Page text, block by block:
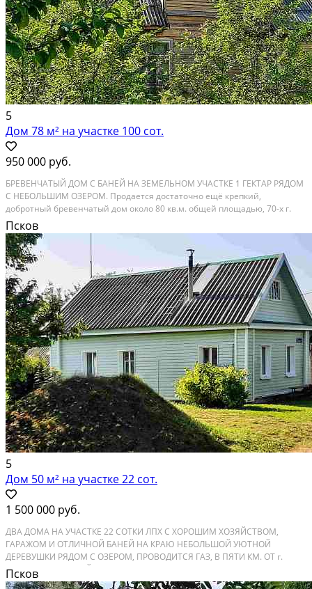
5
Дом 78 м² на участке 100 сот.
950 000 руб.
БРЕВЕНЧАТЫЙ ДОМ С БАНЕЙ НА ЗЕМЕЛЬНОМ УЧАСТКЕ 1 ГЕКТАР РЯДОМ
С НЕБОЛЬШИМ ОЗЕРОМ. Продается достаточно ещё крепкий,
добротный бревенчатый дом около 80 кв.м. общей площадью, 70-х г.
постройки, выгодно и интересно расположенный на земельном участке
1 гектар, на отдельной, обрамленной хвойной...
Расстояние до города (км): 40-49; Этажей в доме: 1; Материал стен дома:
Бревно
Псков
5
Дом 50 м² на участке 22 сот.
1 500 000 руб.
ДВА ДОМА НА УЧАСТКЕ 22 СОТКИ ЛПХ С ХОРОШИМ ХОЗЯЙСТВОМ,
ГАРАЖОМ И ОТЛИЧНОЙ БАНЕЙ НА КРАЮ НЕБОЛЬШОЙ УЮТНОЙ
ДЕРЕВУШКИ РЯДОМ С ОЗЕРОМ, ПРОВОДИТСЯ ГАЗ, В ПЯТИ КМ. ОТ г.
НЕВЕЛЬ ПСКОВСКОЙ ОБЛАСТИ. Продается два дома с гаражом, сараем,
хорошей баней на уютном и ухоженном земельном участке 22 сотки
Псков